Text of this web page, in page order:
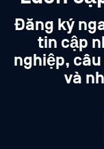
Đăng ký
tin cập
nghiệp,
và